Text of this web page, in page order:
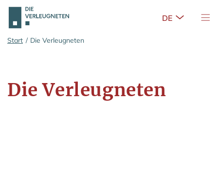
Zum Hauptinhalt springen
Start / Die Verleugneten
Die Verleugneten